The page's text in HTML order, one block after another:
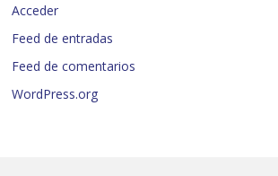
Acceder
Feed de entradas
Feed de comentarios
WordPress.org